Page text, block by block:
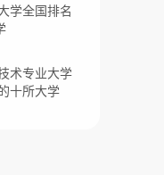
学全国排名
术专业大学
十所大学